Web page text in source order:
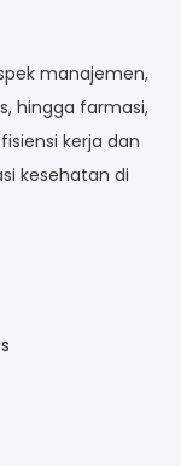
manajemen,
hingga farmasi,
kerja dan
kesehatan di